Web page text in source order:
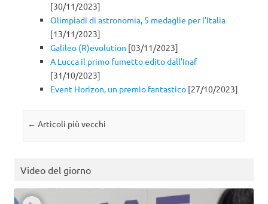
[30/11/2023]
Olimpiadi di astronomia, 5 medaglie per l’Italia
[13/11/2023]
Galileo (R)evolution [03/11/2023]
A Lucca il primo fumetto edito dall’Inaf
[31/10/2023]
Event Horizon, un premio fantastico [27/10/2023]
Navigazione articolo
← Articoli più vecchi
Video del giorno